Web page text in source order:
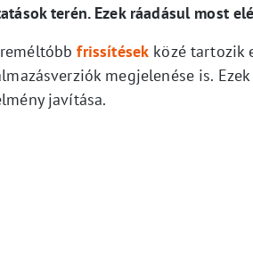
terén. Ezek ráadásul most
frissítések közé tartozik
megjelenése is.
javítása.